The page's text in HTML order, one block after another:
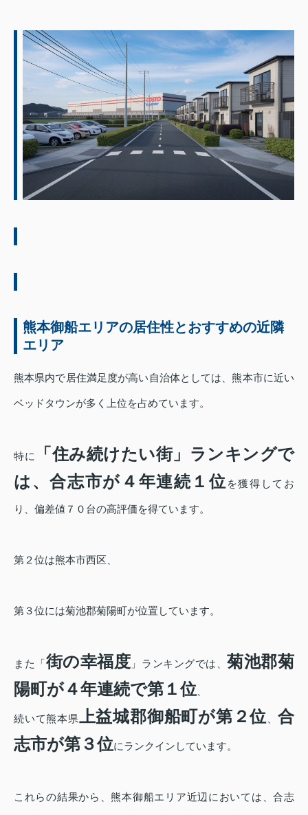
熊本御船エリアの居住性とおすすめの近隣
エリア
熊本県内で居住満足度が高い自治体としては、熊本市に近い
ベッドタウンが多く上位を占めています。
特に
「住み続けたい街」ランキングで
は、合志市が４年連続１位 を獲得してお
り、偏差値７０台の高評価を得ています。
第２位は熊本市西区、
第３位には菊池郡菊陽町が位置しています。
また「街の幸福度 」ランキングでは、菊池郡菊
陽町が４年連続で第１位
続いて熊本県上益城郡御船町が第２位 、合
志市が第３位にランクインしています。
これらの結果から、熊本御船エリア近辺においては、合志